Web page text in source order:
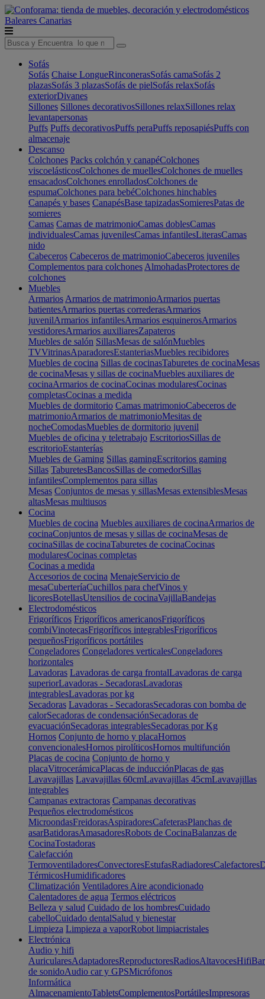
Baleares Canarias
Sofás
Sofás Chaise LongueRinconerasSofás camaSofás 2
plazasSofás 3 plazasSofás de pielSofás relaxSofás
exteriorDivanes
Sillones Sillones decorativosSillones relaxSillones relax
levantapersonas
Puffs Puffs decorativosPuffs peraPuffs reposapiésPuffs con
almacenaje
Descanso
Colchones Packs colchón y canapéColchones
viscoelásticosColchones de muellesColchones de muelles
ensacadosColchones enrolladosColchones de
espumaColchones para bebéColchones hinchables
Canapés y bases CanapésBase tapizadasSomieresPatas de
somieres
Camas Camas de matrimonioCamas doblesCamas
individualesCamas juvenilesCamas infantilesLiterasCamas
nido
Cabeceros Cabeceros de matrimonioCabeceros juveniles
Complementos para colchones AlmohadasProtectores de
colchones
Muebles
Armarios Armarios de matrimonioArmarios puertas
batientesArmarios puertas correderasArmarios
juvenilArmarios infantilesArmarios esquinerosArmarios
vestidoresArmarios auxiliaresZapateros
Muebles de salón SillasMesas de salónMuebles
TVVitrinasAparadoresEstanteriasMuebles recibidores
Muebles de cocina Sillas de cocinasTaburetes de cocinaMesas
de cocinaMesas y sillas de cocinaMuebles auxiliares de
cocinaArmarios de cocinaCocinas modularesCocinas
completasCocinas a medida
Muebles de dormitorio Camas matrimonioCabeceros de
matrimonioArmarios de matrimonioMesitas de
nocheComodasMuebles de dormitorio juvenil
Muebles de oficina y teletrabajo EscritoriosSillas de
escritorioEstanterías
Muebles de Gaming Sillas gamingEscritorios gaming
Sillas TaburetesBancosSillas de comedorSillas
infantilesComplementos para sillas
Mesas Conjuntos de mesas y sillasMesas extensiblesMesas
altasMesas multiusos
Cocina
Muebles de cocina Muebles auxiliares de cocinaArmarios de
cocinaConjuntos de mesas y sillas de cocinaMesas de
cocinaSillas de cocinaTaburetes de cocinaCocinas
modularesCocinas completas
Cocinas a medida
Accesorios de cocina MenajeServicio de
mesaCuberteríaCuchillos para chefVinos y
licoresBotellasUtensilios de cocinaVajillaBandejas
Electrodomésticos
Frigoríficos Frigoríficos americanosFrigoríficos
combiVinotecasFrigoríficos integrablesFrigoríficos
pequeñosFrigoríficos portátiles
Congeladores Congeladores verticalesCongeladores
horizontales
Lavadoras Lavadoras de carga frontalLavadoras de carga
superiorLavadoras - SecadorasLavadoras
integrablesLavadoras por kg
Secadoras Lavadoras - SecadorasSecadoras con bomba de
calorSecadoras de condensaciónSecadoras de
evacuaciónSecadoras integrablesSecadoras por Kg
Hornos Conjunto de horno y placaHornos
convencionalesHornos pirolíticosHornos multifunción
Placas de cocina Conjunto de horno y
placaVitrocerámicaPlacas de inducciónPlacas de gas
Lavavajillas Lavavajillas 60cmLavavajillas 45cmLavavajillas
integrables
Campanas extractoras Campanas decorativas
Pequeños electrodomésticos
MicroondasFreidorasAspiradoresCafeterasPlanchas de
asarBatidorasAmasadoresRobots de CocinaBalanzas de
CocinaTostadoras
Calefacción
TermoventiladoresConvectoresEstufasRadiadoresCalefactores
TérmicosHumidificadores
Climatización Ventiladores Aire acondicionado
Calentadores de agua Termos eléctricos
Belleza y salud Cuidado de los hombresCuidado
cabelloCuidado dentalSalud y bienestar
Limpieza Limpieza a vaporRobot limpiacristales
Electrónica
Audio y hifi
AuricularesAdaptadoresReproductoresRadiosAltavocesHifi
de sonidoAudio car y GPSMicrófonos
Informática
AlmacenamientoTabletsComplementosPortátilesImpresoras